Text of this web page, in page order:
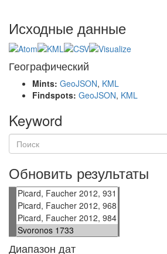
Исходные данные
Географический
Mints: GeoJSON, KML
Findspots: GeoJSON, KML
Keyword
Обновить результаты
Диапазон дат